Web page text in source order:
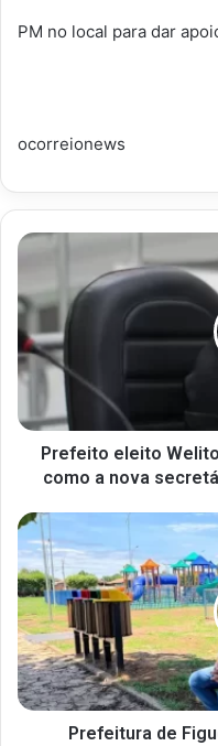
PM no local para dar
ocorreionews
Prefeito eleito
como a nova
Prefeitura de